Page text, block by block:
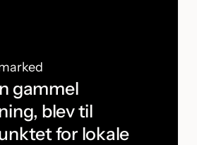
gammel
blev til
for lokale